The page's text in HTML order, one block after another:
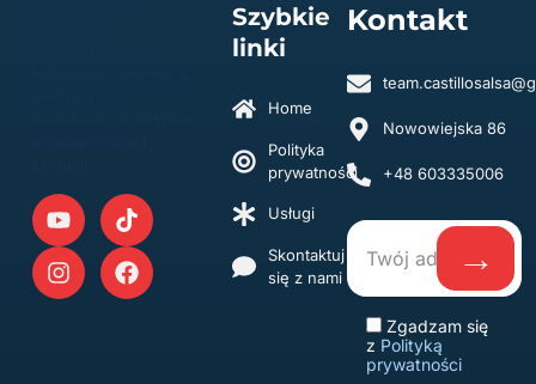
Szybkie
linki
Home
Polityka
prywatności
Usługi
Skontaktuj
się z nami
Kontakt
Nowowiejska 86
+48 603335006
Zgadzam się
z Polityką
prywatności